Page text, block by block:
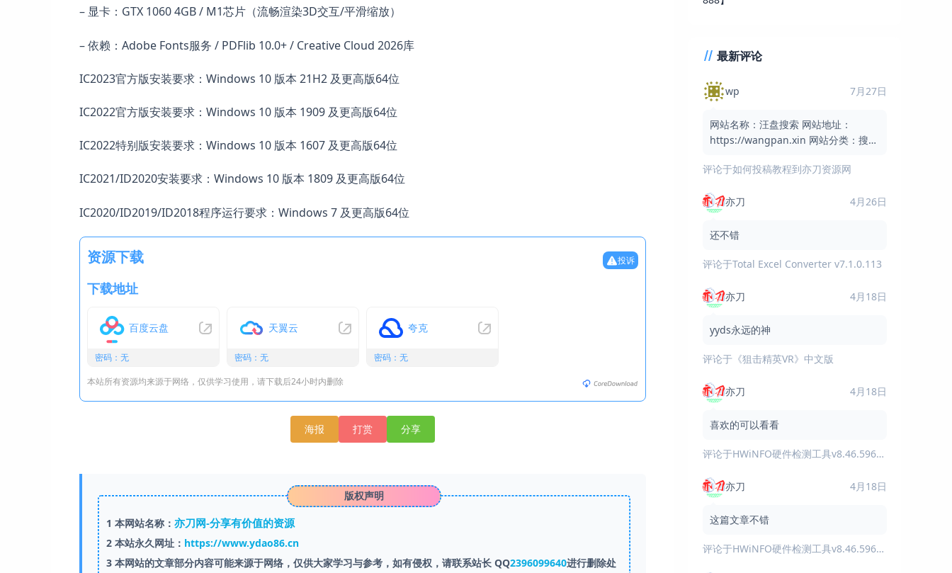
– 显卡：GTX 1060 4GB / M1芯片（流畅渲染3D交互/平滑缩放）
– 依赖：Adobe Fonts服务 / PDFlib 10.0+ / Creative Cloud 2026库
IC2023官方版安装要求：Windows 10 版本 21H2 及更高版64位
IC2022官方版安装要求：Windows 10 版本 1909 及更高版64位
IC2022特别版安装要求：Windows 10 版本 1607 及更高版64位
IC2021/ID2020安装要求：Windows 10 版本 1809 及更高版64位
IC2020/ID2019/ID2018程序运行要求：Windows 7 及更高版64位
资源下载 投诉
下载地址
百度云盘
密码：无
天翼云
密码：无
夸克
密码：无
本站所有资源均来源于网络，仅供学习使用，请下载后24小时内删除
海报 打赏 分享
版权声明
1 本网站名称： 亦刀网-分享有价值的资源
2本站永久网址： https://www.ydao86.cn
3本网站的文章部分内容可能来源于网络，仅供大家学习与参考，如有侵权，请联系站长 QQ2396099640进行删除处
最新评论
wp 7月27日
网站名称：汪盘搜索 网站地址：
https://wangpan.xin 网站分类：搜索
汪盘搜索是一个免费的网盘资
评论于如何投稿教程到亦刀资源网
亦刀 4月26日
还不错
评论于Total Excel Converter v7.1.0.113
亦刀 4月18日
yyds永远的神
评论于 《狙击精英VR》中文版
亦刀 4月18日
喜欢的可以看看
评论于HWiNFO硬件检测工具v8.46.5960绿色版
亦刀 4月18日
这篇文章不错
评论于HWiNFO硬件检测工具v8.46.5960绿色版